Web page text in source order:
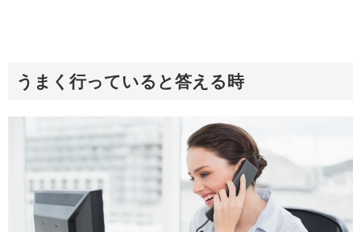
うまく行っていると答える時